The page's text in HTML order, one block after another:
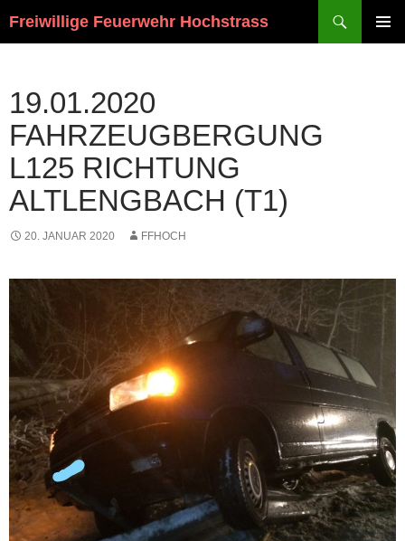
Freiwillige Feuerwehr Hochstrass
19.01.2020
FAHRZEUGBERGUNG
L125 RICHTUNG
ALTLENGBACH (T1)
20. JANUAR 2020 FFHOCH